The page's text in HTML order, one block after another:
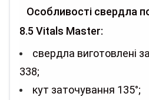
Особливості свердла
8.5 Vitals Master:
свердла виготовлені
338;
кут заточування 135°;